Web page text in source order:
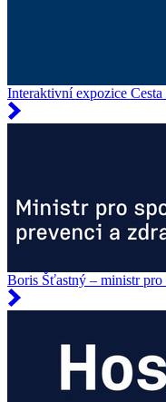
Interaktivní expozice
Boris Šťastný – ministr pro